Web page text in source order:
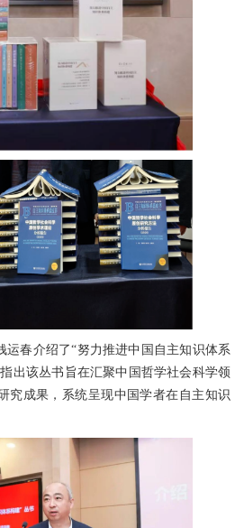
运春介绍了“努力推进中国自主知识体系
出该丛书旨在汇聚中国哲学社会科学领
究成果，系统呈现中国学者在自主知识